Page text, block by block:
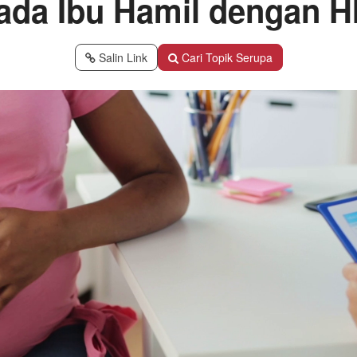
Ibu Hamil dengan
Salin Link Cari Topik Serupa